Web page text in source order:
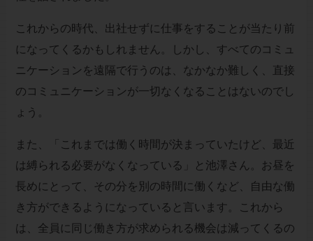
これからの時代、出社せずに仕事をすることが当たり前
になってくるかもしれません。しかし、すべてのコミュ
ニケーションを遠隔で行うのは、なかなか難しく、直接
のコミュニケーションが一切なくなることはないのでし
ょう。
また、「これまでは働く時間が決まっていたけど、最近
は縛られる必要がなくなっている」と池澤さん。お昼を
長めにとって、その分を別の時間に働くなど、自由な働
き方ができるようになっていると言います。これから
は、全員に同じ働き方が求められる機会は減ってくるの